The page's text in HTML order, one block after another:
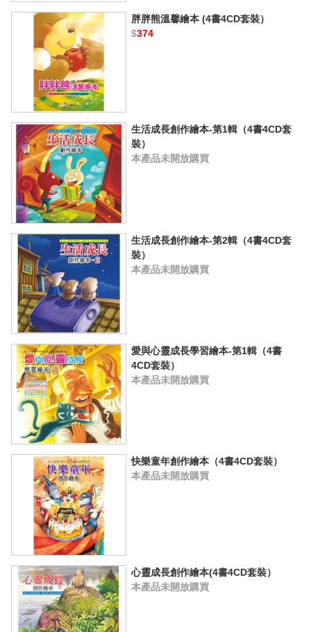
胖胖熊溫馨繪本 (4書4CD套裝）
$374
生活成長創作繪本-第1輯（4書4CD套
裝）
本產品未開放購買
生活成長創作繪本-第2輯（4書4CD套
裝）
本產品未開放購買
愛與心靈成長學習繪本-第1輯（4書
4CD套裝）
本產品未開放購買
快樂童年創作繪本（4書4CD套裝）
本產品未開放購買
心靈成長創作繪本(4書4CD套裝）
本產品未開放購買